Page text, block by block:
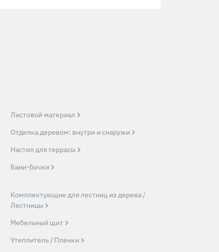
Листовой материал
Отделка деревом: внутри и снаружи
Настил для террасы
Бани-бочки
Комплектующие для лестниц из дерева /
Лестницы
Мебельный щит
Утеплитель / Пленки